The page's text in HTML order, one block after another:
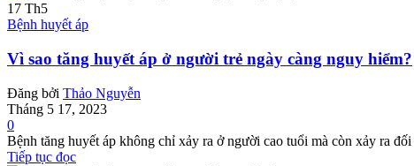
17 Th5
Bệnh huyết áp
Vì sao tăng huyết áp ở người trẻ ngày càng nguy hiểm?
Đăng bởi Thảo Nguyễn
Tháng 5 17, 2023
0
Bệnh tăng huyết áp không chỉ xảy ra ở người cao tuổi mà còn xảy ra
Tiếp tục đọc